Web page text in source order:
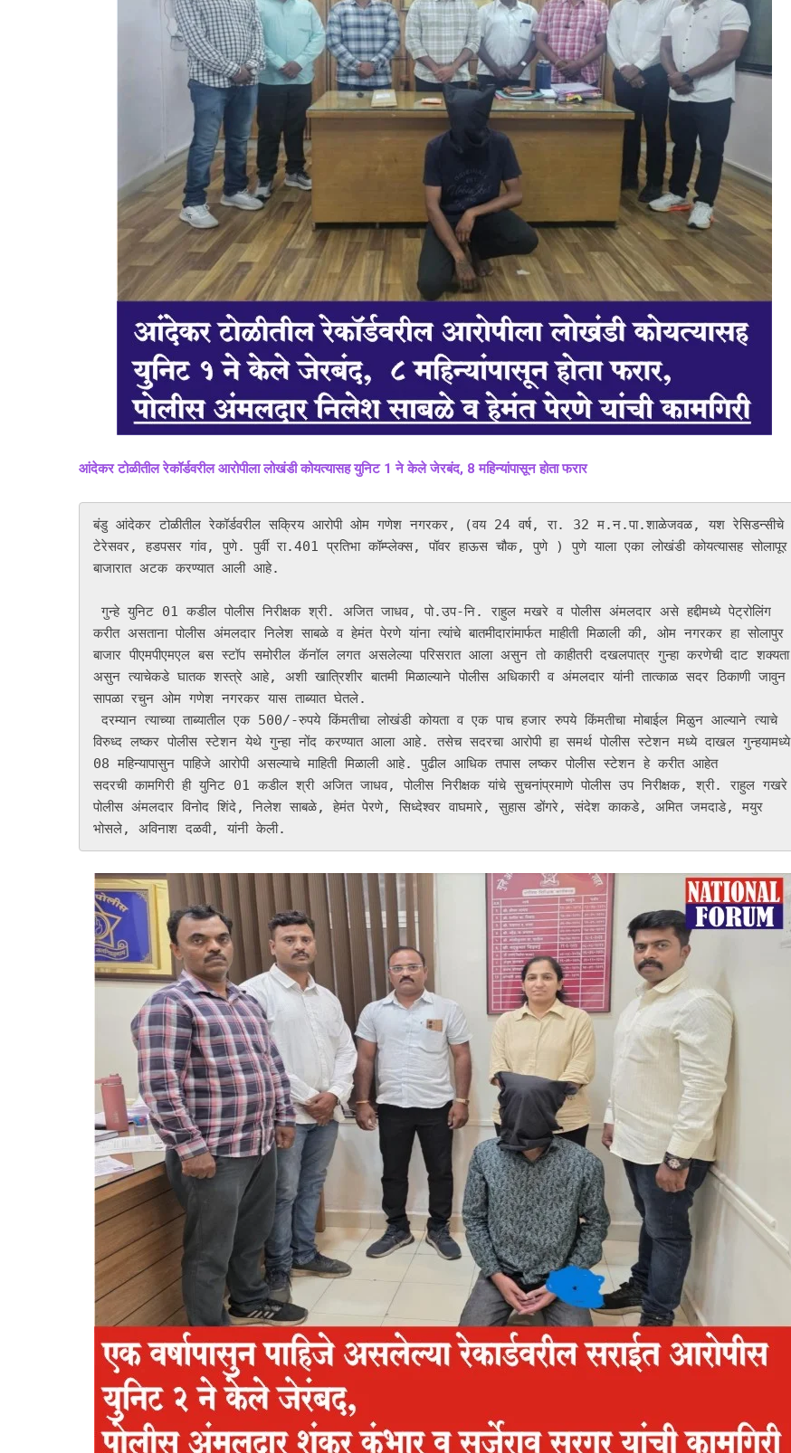
आंदेकर टोळीतील रेकॉर्डवरील आरोपीला लोखंडी कोयत्यासह युनिट 1 ने केले जेरबंद, 8 महिन्यांपासून होता फरार
बंडु आंदेकर टोळीतील रेकॉर्डवरील सक्रिय आरोपी ओम गणेश नगरकर, (वय 24 वर्ष, रा. 32 म.न.पा.शाळेजवळ, यश रेसिडन्सीचे
टेरेसवर, हडपसर गांव, पुणे. पुर्वी रा.401 प्रतिभा कॉम्प्लेक्स, पॉवर हाऊस चौक, पुणे ) पुणे याला एका लोखंडी कोयत्यासह सोलापूर
बाजारात अटक करण्यात आली आहे.
गुन्हे युनिट 01 कडील पोलीस निरीक्षक श्री. अजित जाधव, पो.उप-नि. राहुल मखरे व पोलीस अंमलदार असे हद्दीमध्ये पेट्रोलिंग
करीत असताना पोलीस अंमलदार निलेश साबळे व हेमंत पेरणे यांना त्यांचे बातमीदारांमार्फत माहीती मिळाली की, ओम नगरकर हा सोलापुर
बाजार पीएमपीएमएल बस स्टॉप समोरील कॅनॉल लगत असलेल्या परिसरात आला असुन तो काहीतरी दखलपात्र गुन्हा करणेची दाट शक्यता
असुन त्याचेकडे घातक शस्त्रे आहे, अशी खात्रिशीर बातमी मिळाल्याने पोलीस अधिकारी व अंमलदार यांनी तात्काळ सदर ठिकाणी जावुन
सापळा रचुन ओम गणेश नगरकर यास ताब्यात घेतले.
दरम्यान त्याच्या ताब्यातील एक 500/-रुपये किंमतीचा लोखंडी कोयता व एक पाच हजार रुपये किंमतीचा मोबाईल मिळुन आल्याने त्याचे
विरुध्द लष्कर पोलीस स्टेशन येथे गुन्हा नोंद करण्यात आला आहे. तसेच सदरचा आरोपी हा समर्थ पोलीस स्टेशन मध्ये दाखल गुन्हयामध्ये
08 महिन्यापासुन पाहिजे आरोपी असल्याचे माहिती मिळाली आहे. पुढील आधिक तपास लष्कर पोलीस स्टेशन हे करीत आहेत
सदरची कामगिरी ही युनिट 01 कडील श्री अजित जाधव, पोलीस निरीक्षक यांचे सुचनांप्रमाणे पोलीस उप निरीक्षक, श्री. राहुल गखरे
पोलीस अंमलदार विनोद शिंदे, निलेश साबळे, हेमंत पेरणे, सिध्देश्वर वाघमारे, सुहास डोंगरे, संदेश काकडे, अमित जमदाडे, मयुर
भोसले, अविनाश दळवी, यांनी केली.